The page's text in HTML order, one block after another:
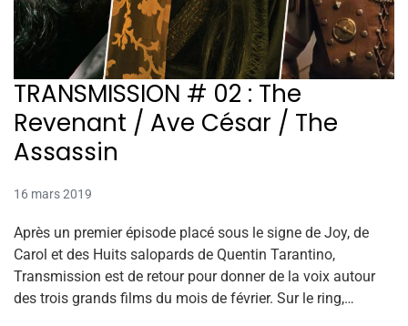
TRANSMISSION # 02 : The
Revenant / Ave César / The
Assassin
16 mars 2019
Après un premier épisode placé sous le signe de Joy, de
Carol et des Huits salopards de Quentin Tarantino,
Transmission est de retour pour donner de la voix autour
des trois grands films du mois de février. Sur le ring,…